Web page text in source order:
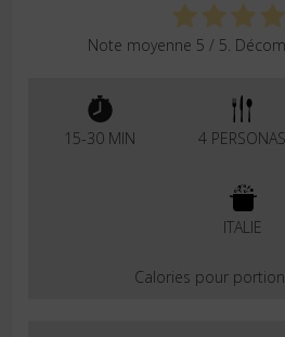
Note moyenne 5 / 5.
15-30 MIN 4 PERSONAS
ITALIE
Calories pour portion